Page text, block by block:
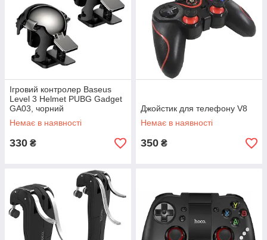
Ігровий контролер Baseus
Level 3 Helmet PUBG Gadget
GA03, чорний
Немає в наявності
330 ₴
Джойстик для телефону V8
Немає в наявності
350 ₴